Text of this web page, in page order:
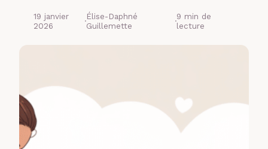
19 janvier
2026
·Élise-Daphné
Guillemette
·9 min de
lecture